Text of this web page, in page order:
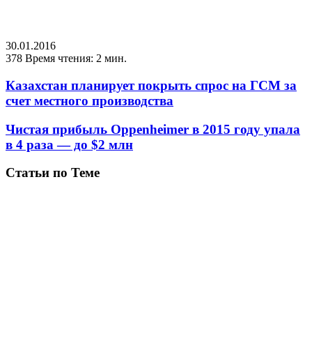
30.01.2016
378 Время чтения: 2 мин.
Казахстан планирует покрыть спрос на ГСМ за
счет местного производства
Чистая прибыль Oppenheimer в 2015 году упала
в 4 раза — до $2 млн
Статьи по Теме